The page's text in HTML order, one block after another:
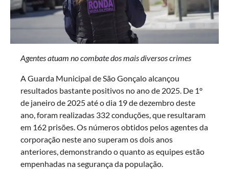
Agentes atuam no combate dos mais diversos crimes
A Guarda Municipal de São Gonçalo alcançou
resultados bastante positivos no ano de 2025. De 1°
de janeiro de 2025 até o dia 19 de dezembro deste
ano, foram realizadas 332 conduções, que resultaram
em 162 prisões. Os números obtidos pelos agentes da
corporação neste ano superam os dois anos
anteriores, demonstrando o quanto as equipes estão
empenhadas na segurança da população.